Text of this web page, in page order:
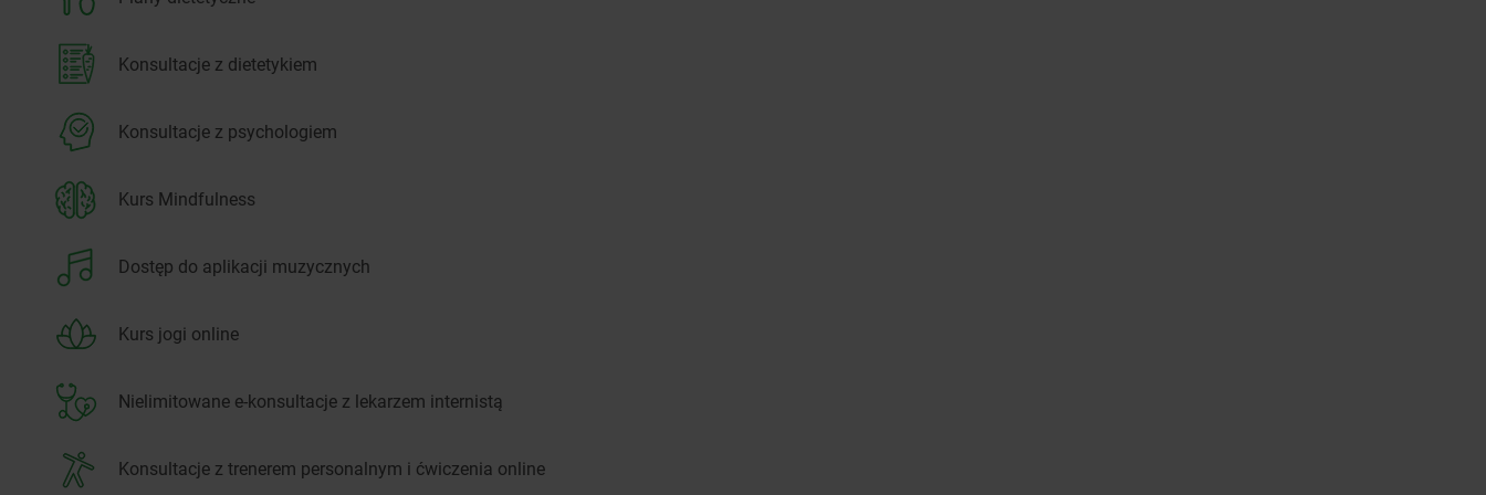
Konsultacje z dietetykiem
Konsultacje z psychologiem
Kurs Mindfulness
Dostęp do aplikacji muzycznych
Kurs jogi online
Nielimitowane e-konsultacje z lekarzem internistą
Konsultacje z trenerem personalnym i ćwiczenia online